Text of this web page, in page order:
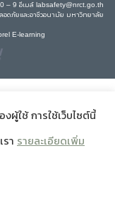
– 9 อีเมล์ labsafety@nrct.go.th
ดภัยและอาชีวอนามัย มหาวิทยาลัย
E-learning
ผู้ใช้ การใช้เว็บไซต์นี้
รา รายละเอียดเพิ่ม